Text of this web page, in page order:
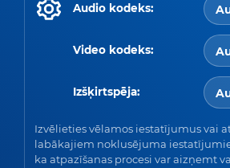
Audio kodeks:
Video kodeks:
Izšķirtspēja:
Izvēlieties vēlamos iestatījumus vai
labākajiem noklusējuma
ka atpazīšanas procesi var aizņemt